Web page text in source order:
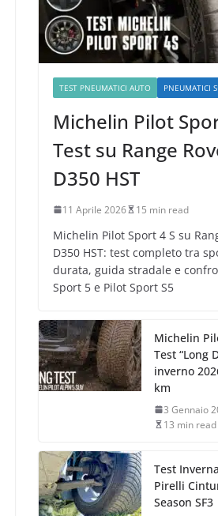
TEST PNEUMATICI AUTO PNEUMATICI
Michelin Pilot
Test su Range
D350 HST
11 Aprile 2026 15 min read
Michelin Pilot Sport 4 S su
D350 HST: test completo tra
durata, guida stradale e
Sport 5 e Pilot Sport S5
Michelin
Test “Long
inverno
km
3 Gennaio
13 min read
Test
Pirelli
Season SF3